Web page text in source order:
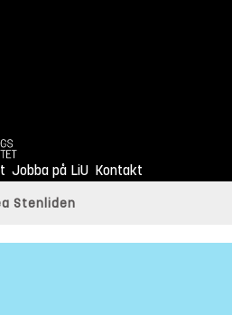
Jobba på LiU Kontakt
Stenliden